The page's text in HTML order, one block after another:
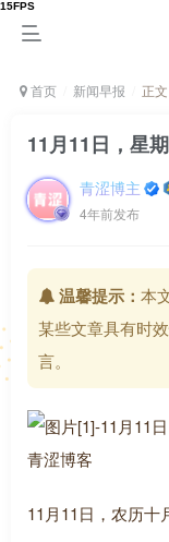
首页 新闻早报 正文
11月11日，星
青涩博主
4年前发布
温馨提示： 本
某些文章具有时
言。
11月11日，农历十